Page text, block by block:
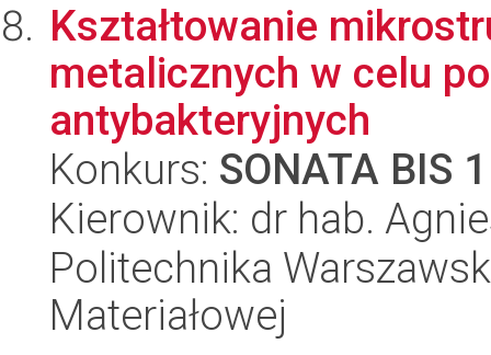
Kształtowanie
metalicznych w celu
antybakteryjnych
Konkurs: SONATA BIS
Kierownik: dr hab.
Politechnika
Materiałowej